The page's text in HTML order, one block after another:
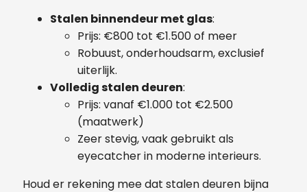
Stalen binnendeur met glas:
Prijs: €800 tot €1.500 of meer
Robuust, onderhoudsarm, exclusief
uiterlijk.
Volledig stalen deuren:
Prijs: vanaf €1.000 tot €2.500
(maatwerk)
Zeer stevig, vaak gebruikt als
eyecatcher in moderne interieurs.
Houd er rekening mee dat stalen deuren bijna